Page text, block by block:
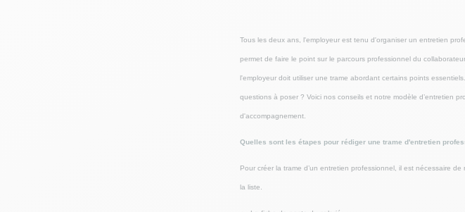
Tous les deux ans, l'employeur est tenu d'organiser un entretien
permet de faire le point sur le parcours professionnel du
l'employeur doit utiliser une trame abordant certains points
questions à poser ? Voici nos conseils et notre modèle d’entretien
d'accompagnement.
Quelles sont les étapes pour rédiger une trame d'entretien
Pour créer la trame d’un entretien professionnel, il est nécessaire
la liste.